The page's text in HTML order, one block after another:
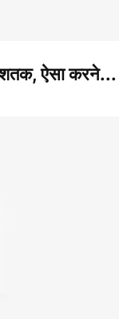
शतक, ऐसा करने...